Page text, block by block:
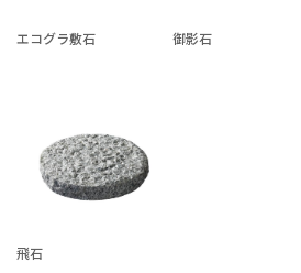
エコグラ敷石 御影石
飛石